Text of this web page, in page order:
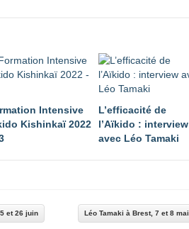
Intensive
Kishinkaï 2022
L’efficacité de
l’Aïkido : interview
avec Léo Tamaki
et 26 juin Léo Tamaki à Brest, 7 et 8 mai